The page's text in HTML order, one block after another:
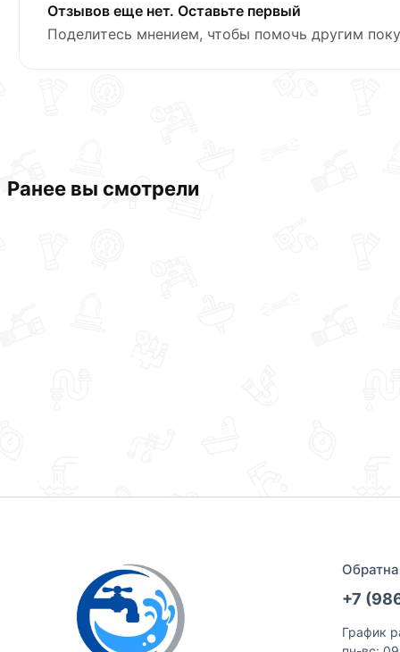
Отзывов еще нет. Оставьте первый
Поделитесь мнением, чтобы помочь другим
Ранее вы смотрели
+7
График